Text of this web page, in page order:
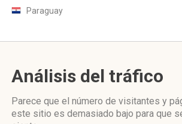
Paraguay
Análisis del tráfico
Parece que el número de visitantes y
este sitio es demasiado bajo para que